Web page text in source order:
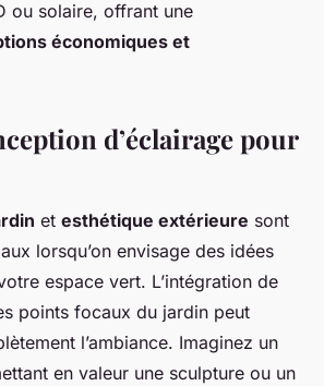
ou solaire, offrant une
économiques et
d’éclairage pour
et esthétique extérieure sont
lorsqu’on envisage des idées
espace vert. L’intégration de
points focaux du jardin peut
l’ambiance. Imaginez un
en valeur une sculpture ou un